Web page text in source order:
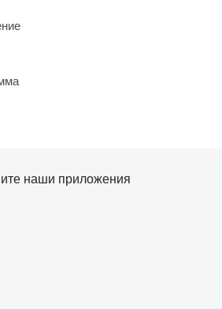
наши приложения